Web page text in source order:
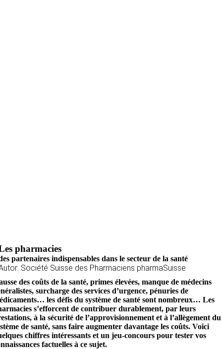
pharmacies
partenaires indispensables dans le secteur de la santé
Société Suisse des Pharmaciens pharmaSuisse
des coûts de la santé, primes élevées, manque de médecins
surcharge des services d’urgence, pénuries de
les défis du système de santé sont nombreux… Les
s’efforcent de contribuer durablement, par leurs
à la sécurité de l’approvisionnement et à l’allègement du
de santé, sans faire augmenter davantage les coûts. Voici
chiffres intéressants et un jeu-concours pour tester vos
factuelles à ce sujet.